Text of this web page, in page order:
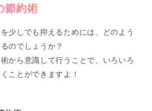
節約術
少しでも抑えるためには、どのよう
のでしょうか？
から意識して行うことで、いろいろ
ことができますよ！